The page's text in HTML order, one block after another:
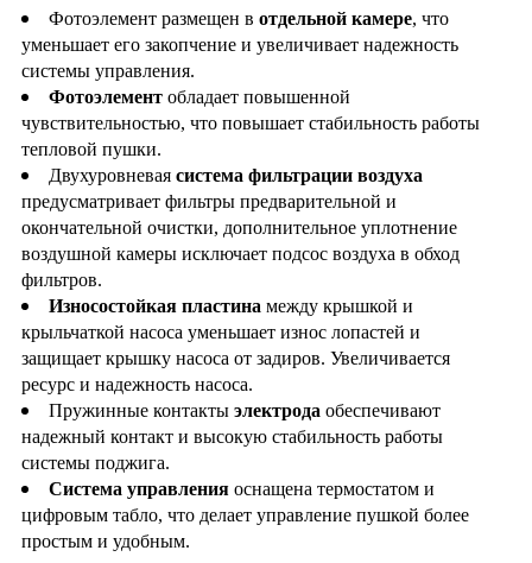
Фотоэлемент размещен в отдельной камере, что
уменьшает его закопчение и увеличивает надежность
системы управления.
Фотоэлемент обладает повышенной
чувствительностью, что повышает стабильность работы
тепловой пушки.
Двухуровневая система фильтрации воздуха
предусматривает фильтры предварительной и
окончательной очистки, дополнительное уплотнение
воздушной камеры исключает подсос воздуха в обход
фильтров.
Износостойкая пластина между крышкой и
крыльчаткой насоса уменьшает износ лопастей и
защищает крышку насоса от задиров. Увеличивается
ресурс и надежность насоса.
Пружинные контакты электрода обеспечивают
надежный контакт и высокую стабильность работы
системы поджига.
Система управления оснащена термостатом и
цифровым табло, что делает управление пушкой более
простым и удобным.